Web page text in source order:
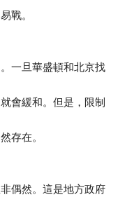
戰。
一旦華盛頓和北京找
會緩和。但是，限制
存在。
偶然。這是地方政府